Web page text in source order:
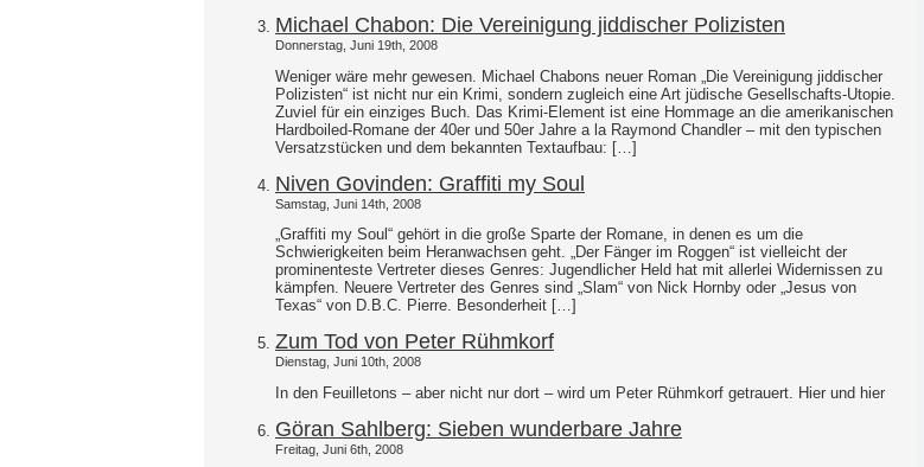
Michael Chabon: Die Vereinigung jiddischer Polizisten
Donnerstag, Juni 19th, 2008
Weniger wäre mehr gewesen. Michael Chabons neuer Roman „Die Vereinigung jiddischer
Polizisten“ ist nicht nur ein Krimi, sondern zugleich eine Art jüdische Gesellschafts-Utopie.
Zuviel für ein einziges Buch. Das Krimi-Element ist eine Hommage an die amerikanischen
Hardboiled-Romane der 40er und 50er Jahre a la Raymond Chandler – mit den typischen
Versatzstücken und dem bekannten Textaufbau: […]
Niven Govinden: Graffiti my Soul
Samstag, Juni 14th, 2008
„Graffiti my Soul“ gehört in die große Sparte der Romane, in denen es um die
Schwierigkeiten beim Heranwachsen geht. „Der Fänger im Roggen“ ist vielleicht der
prominenteste Vertreter dieses Genres: Jugendlicher Held hat mit allerlei Widernissen zu
kämpfen. Neuere Vertreter des Genres sind „Slam“ von Nick Hornby oder „Jesus von
Texas“ von D.B.C. Pierre. Besonderheit […]
Zum Tod von Peter Rühmkorf
Dienstag, Juni 10th, 2008
In den Feuilletons – aber nicht nur dort – wird um Peter Rühmkorf getrauert. Hier und hier
Göran Sahlberg: Sieben wunderbare Jahre
Freitag, Juni 6th, 2008